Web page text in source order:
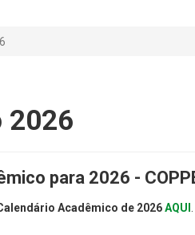
2026
para 2026 -
Acadêmico de 2026AQUI